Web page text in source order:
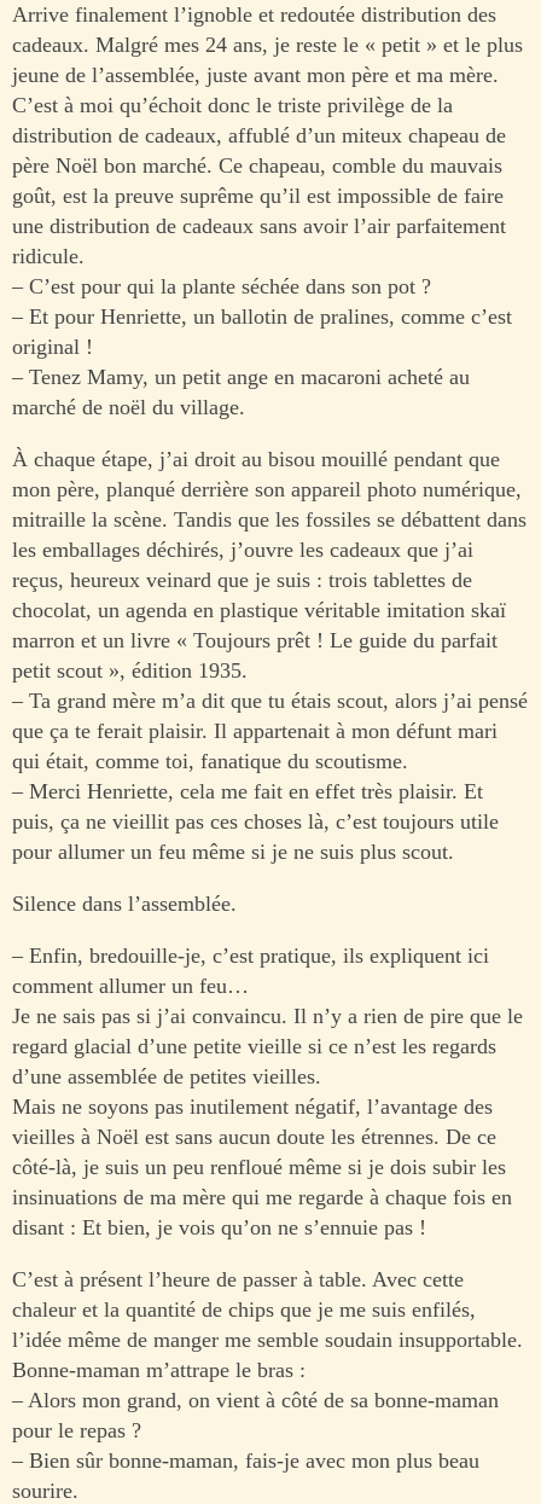
Arrive finalement l’ignoble et redoutée distribution des
cadeaux. Malgré mes 24 ans, je reste le « petit » et le plus
jeune de l’assemblée, juste avant mon père et ma mère.
C’est à moi qu’échoit donc le triste privilège de la
distribution de cadeaux, affublé d’un miteux chapeau de
père Noël bon marché. Ce chapeau, comble du mauvais
goût, est la preuve suprême qu’il est impossible de faire
une distribution de cadeaux sans avoir l’air parfaitement
ridicule.
– C’est pour qui la plante séchée dans son pot ?
– Et pour Henriette, un ballotin de pralines, comme c’est
original !
– Tenez Mamy, un petit ange en macaroni acheté au
marché de noël du village.
À chaque étape, j’ai droit au bisou mouillé pendant que
mon père, planqué derrière son appareil photo numérique,
mitraille la scène. Tandis que les fossiles se débattent dans
les emballages déchirés, j’ouvre les cadeaux que j’ai
reçus, heureux veinard que je suis : trois tablettes de
chocolat, un agenda en plastique véritable imitation skaï
marron et un livre « Toujours prêt ! Le guide du parfait
petit scout », édition 1935.
– Ta grand mère m’a dit que tu étais scout, alors j’ai pensé
que ça te ferait plaisir. Il appartenait à mon défunt mari
qui était, comme toi, fanatique du scoutisme.
– Merci Henriette, cela me fait en effet très plaisir. Et
puis, ça ne vieillit pas ces choses là, c’est toujours utile
pour allumer un feu même si je ne suis plus scout.
Silence dans l’assemblée.
– Enfin, bredouille-je, c’est pratique, ils expliquent ici
comment allumer un feu…
Je ne sais pas si j’ai convaincu. Il n’y a rien de pire que le
regard glacial d’une petite vieille si ce n’est les regards
d’une assemblée de petites vieilles.
Mais ne soyons pas inutilement négatif, l’avantage des
vieilles à Noël est sans aucun doute les étrennes. De ce
côté-là, je suis un peu renfloué même si je dois subir les
insinuations de ma mère qui me regarde à chaque fois en
disant : Et bien, je vois qu’on ne s’ennuie pas !
C’est à présent l’heure de passer à table. Avec cette
chaleur et la quantité de chips que je me suis enfilés,
l’idée même de manger me semble soudain insupportable.
Bonne-maman m’attrape le bras :
– Alors mon grand, on vient à côté de sa bonne-maman
pour le repas ?
– Bien sûr bonne-maman, fais-je avec mon plus beau
sourire.